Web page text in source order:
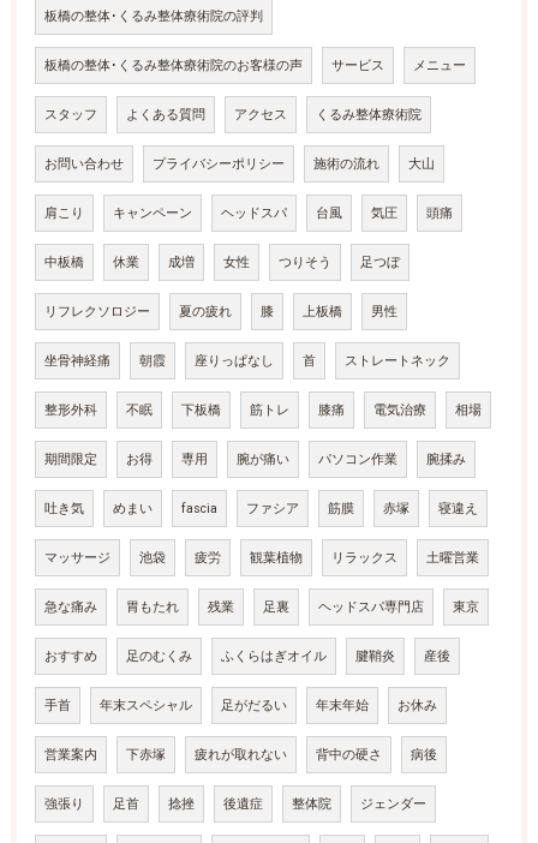
板橋の整体･くるみ整体療術院の評判
板橋の整体･くるみ整体療術院のお客様の声 サービス メニュー
スタッフ よくある質問 アクセス くるみ整体療術院
お問い合わせ プライバシーポリシー 施術の流れ 大山
肩こり キャンペーン ヘッドスパ 台風 気圧 頭痛
中板橋 休業 成増 女性 つりそう 足つぼ
リフレクソロジー 夏の疲れ 膝 上板橋 男性
坐骨神経痛 朝霞 座りっぱなし 首 ストレートネック
整形外科 不眠 下板橋 筋トレ 膝痛 電気治療 相場
期間限定 お得 専用 腕が痛い パソコン作業 腕揉み
吐き気 めまい fascia ファシア 筋膜 赤塚 寝違え
マッサージ 池袋 疲労 観葉植物 リラックス 土曜営業
急な痛み 胃もたれ 残業 足裏 ヘッドスパ専門店 東京
おすすめ 足のむくみ ふくらはぎオイル 腱鞘炎 産後
手首 年末スペシャル 足がだるい 年末年始 お休み
営業案内 下赤塚 疲れが取れない 背中の硬さ 病後
強張り 足首 捻挫 後遺症 整体院 ジェンダー